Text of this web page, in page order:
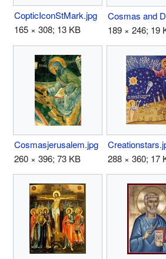
CopticIconStMark.jpg
165 × 308; 13 KB
189 × 246; 19
Cosmasjerusalem.jpg
260 × 396; 73 KB
288 × 360; 17